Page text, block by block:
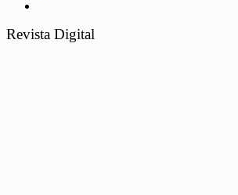
Revista Digital